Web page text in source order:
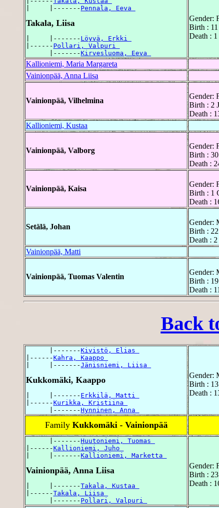
|     |------- Pennala, Eeva
Takala, Liisa
|     |------- Löyvä, Erkki
|------ Pollari, Valpuri
      |-------
Kirvesluoma, Eeva
Gender:
Birth :
Death :
Kallioniemi, Maria Margareta
Vainionpää, Anna Liisa
Vainionpää, Vilhelmina
Gender:
Birth : 2
Death :
Kallioniemi, Kustaa
Vainionpää, Valborg
Gender:
Birth :
Death :
Vainionpää, Kaisa
Gender:
Birth : 1
Death :
Setälä, Johan
Gender:
Birth :
Death :
Vainionpää, Matti
Vainionpää, Tuomas Valentin
Gender:
Birth :
Death :
Back
      |-------
Kivistö, Elias
|------Kahra, Kaappo
|     |-------Jänisniemi, Liisa
Kukkomäki, Kaappo
|     |------- Erkkilä, Matti
|------Kurikka, Kristiina
      |-------
Hynninen, Anna
Gender:
Birth :
Death :
Family Kukkomäki - Vainionpää
      |-------
Huutoniemi, Tuomas
|------Kallioniemi, Juho
|     |-------Kallioniemi, Marketta
Vainionpää, Anna Liisa
|     |-------Takala, Kustaa
|------Takala, Liisa
      |-------
Pollari, Valpuri
Gender:
Birth :
Death :